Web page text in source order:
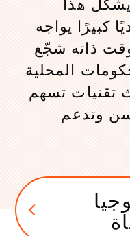
كبيرًا يواجه
ذاته شجّع
المحلية
تقنيات تسهم
وتدعم